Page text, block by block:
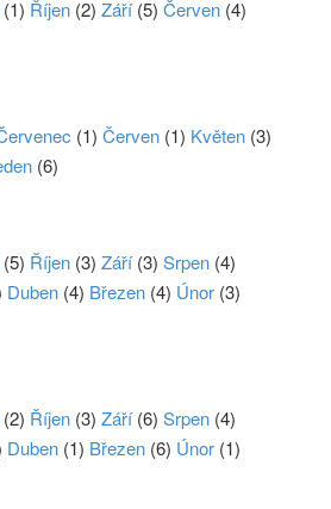
(1) Říjen (2) Září(5) Červen (4)
(1) Červen (1) Květen (3)
(6)
(5) Říjen (3) Září(3) Srpen (4)
Duben (4) Březen (4) Únor (3)
(2) Říjen (3) Září(6) Srpen (4)
Duben (1) Březen (6) Únor (1)